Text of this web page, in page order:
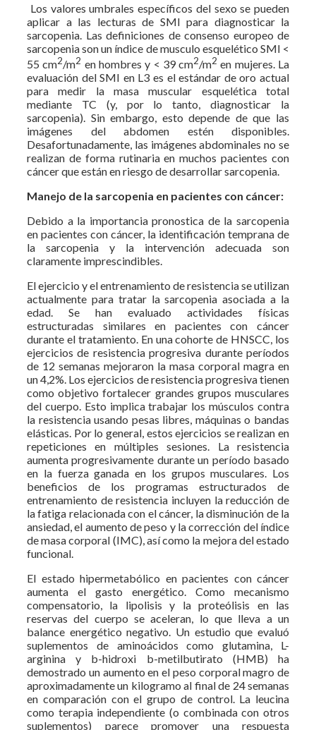
Los valores umbrales específicos del sexo se pueden
aplicar a las lecturas de SMI para diagnosticar la
sarcopenia. Las definiciones de consenso europeo de
sarcopenia son un índice de musculo esquelético SMI <
55 cm2/m2 en hombres y < 39 cm2/m2 en mujeres. La
evaluación del SMI en L3 es el estándar de oro actual
para medir la masa muscular esquelética total
mediante TC (y, por lo tanto, diagnosticar la
sarcopenia). Sin embargo, esto depende de que las
imágenes del abdomen estén disponibles.
Desafortunadamente, las imágenes abdominales no se
realizan de forma rutinaria en muchos pacientes con
cáncer que están en riesgo de desarrollar sarcopenia.
Manejo de la sarcopenia en pacientes con cáncer:
Debido a la importancia pronostica de la sarcopenia
en pacientes con cáncer, la identificación temprana de
la sarcopenia y la intervención adecuada son
claramente imprescindibles.
El ejercicio y el entrenamiento de resistencia se utilizan
actualmente para tratar la sarcopenia asociada a la
edad. Se han evaluado actividades físicas
estructuradas similares en pacientes con cáncer
durante el tratamiento. En una cohorte de HNSCC, los
ejercicios de resistencia progresiva durante períodos
de 12 semanas mejoraron la masa corporal magra en
un 4,2%. Los ejercicios de resistencia progresiva tienen
como objetivo fortalecer grandes grupos musculares
del cuerpo. Esto implica trabajar los músculos contra
la resistencia usando pesas libres, máquinas o bandas
elásticas. Por lo general, estos ejercicios se realizan en
repeticiones en múltiples sesiones. La resistencia
aumenta progresivamente durante un período basado
en la fuerza ganada en los grupos musculares. Los
beneficios de los programas estructurados de
entrenamiento de resistencia incluyen la reducción de
la fatiga relacionada con el cáncer, la disminución de la
ansiedad, el aumento de peso y la corrección del índice
de masa corporal (IMC), así como la mejora del estado
funcional.
El estado hipermetabólico en pacientes con cáncer
aumenta el gasto energético. Como mecanismo
compensatorio, la lipolisis y la proteólisis en las
reservas del cuerpo se aceleran, lo que lleva a un
balance energético negativo. Un estudio que evaluó
suplementos de aminoácidos como glutamina, L-
arginina y b-hidroxi b-metilbutirato (HMB) ha
demostrado un aumento en el peso corporal magro de
aproximadamente un kilogramo al final de 24 semanas
en comparación con el grupo de control. La leucina
como terapia independiente (o combinada con otros
suplementos) parece promover una respuesta